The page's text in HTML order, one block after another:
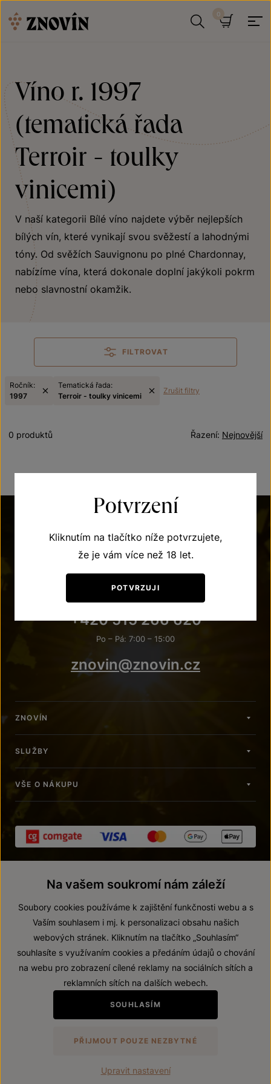
Víno r. 1997
(tematická řada
Terroir - toulky
vinicemi)
V naší kategorii Bílé víno najdete výběr nejlepších
bílých vín, které vynikají svou svěžestí a lahodnými
tóny. Od svěžích Sauvignonu po plné Chardonnay,
nabízíme vína, která dokonale doplní jakýkoli pokrm
nebo slavnostní okamžik.
FILTROVAT
Ročník:
1997
Tematická řada:
Terroir - toulky vinicemi
Zrušit filtry
Nejnovější
Řazení:
0 produktů
POTŘEBUJETE PORADIT?
+420 515 266 620
Po – Pá: 7:00 – 15:00
znovin@znovin.cz
ZNOVÍN
SLUŽBY
VŠE O NÁKUPU
© 2026 ZNOVÍN ZNOJMO, a. s.
Prohlášení o přístupnosti
Zákaz prodeje alkoholických nápojů osobám mladším 18 let.
VytvořilwebProgress
Potvrzení
Kliknutím na tlačítko níže potvrzujete,
že je vám více než 18 let.
POTVRZUJI
Na vašem soukromí nám záleží
Soubory cookies používáme k zajištění funkčnosti webu a s
Vaším souhlasem i mj. k personalizaci obsahu našich
webových stránek. Kliknutím na tlačítko „Souhlasím“
souhlasíte s využívaním cookies a předáním údajů o chování
na webu pro zobrazení cílené reklamy na sociálních sítích a
reklamních sítích na dalších webech.
SOUHLASÍM
PŘIJMOUT POUZE NEZBYTNÉ
Upravit nastavení